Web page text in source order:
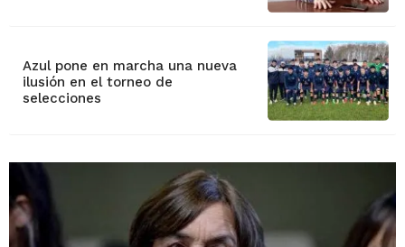
Azul pone en marcha una nueva
ilusión en el torneo de
selecciones